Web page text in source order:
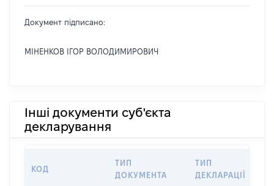
Документ підписано:
МІНЕНКОВ ІГОР ВОЛОДИМИРОВИЧ
Інші документи суб'єкта
декларування
КОД
ТИП
ДОКУМЕНТА
ТИП
ДЕКЛАРАЦІЇ